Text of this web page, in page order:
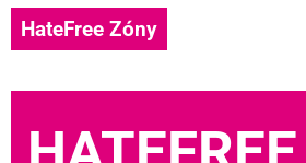
HateFree Zóny